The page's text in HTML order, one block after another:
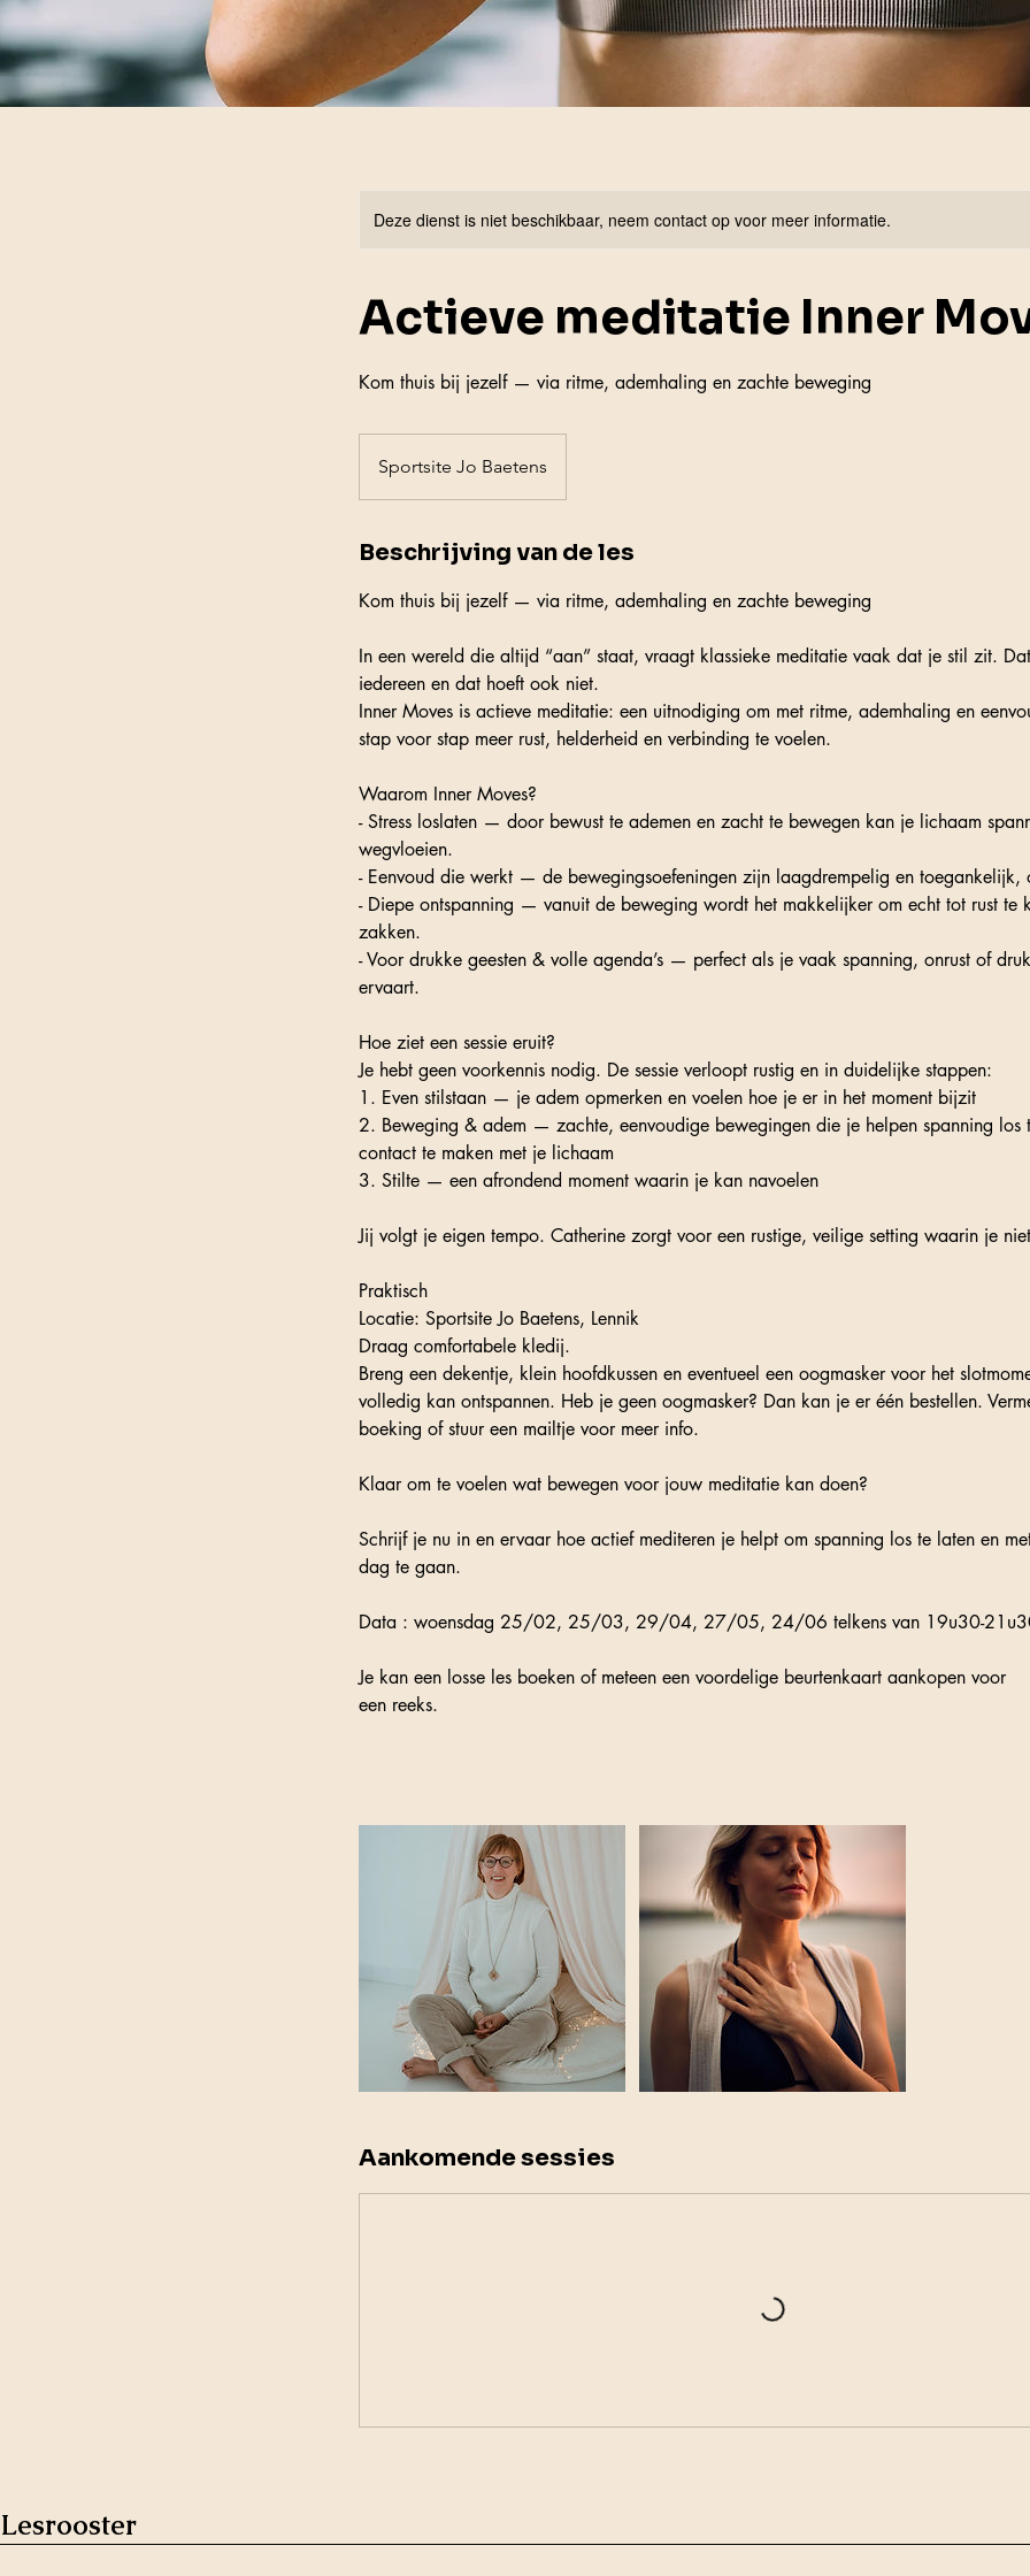
Deze dienst is niet beschikbaar, neem contact op voor meer informatie.
Actieve meditatie Inner
Kom thuis bij jezelf — via ritme, ademhaling en zachte beweging
Sportsite Jo Baetens
Beschrijving van de les
Kom thuis bij jezelf — via ritme, ademhaling en zachte beweging
In een wereld die altijd “aan” staat, vraagt klassieke meditatie vaak dat je stil zit.
iedereen en dat hoeft ook niet.
Inner Moves is actieve meditatie: een uitnodiging om met ritme, ademhaling en
stap voor stap meer rust, helderheid en verbinding te voelen.
Waarom Inner Moves?
- Stress loslaten — door bewust te ademen en zacht te bewegen kan je lichaam
wegvloeien.
- Eenvoud die werkt — de bewegingsoefeningen zijn laagdrempelig en toegankelijk,
- Diepe ontspanning — vanuit de beweging wordt het makkelijker om echt tot rust te
zakken.
- Voor drukke geesten & volle agenda’s — perfect als je vaak spanning, onrust of
ervaart.
Hoe ziet een sessie eruit?
Je hebt geen voorkennis nodig. De sessie verloopt rustig en in duidelijke stappen:
1. Even stilstaan — je adem opmerken en voelen hoe je er in het moment bijzit
2. Beweging & adem — zachte, eenvoudige bewegingen die je helpen spanning los
contact te maken met je lichaam
3. Stilte — een afrondend moment waarin je kan navoelen
Jij volgt je eigen tempo. Catherine zorgt voor een rustige, veilige setting waarin je
Praktisch
Locatie: Sportsite Jo Baetens, Lennik
Draag comfortabele kledij.
Breng een dekentje, klein hoofdkussen en eventueel een oogmasker voor het
volledig kan ontspannen. Heb je geen oogmasker? Dan kan je er één bestellen.
boeking of stuur een mailtje voor meer info.
Klaar om te voelen wat bewegen voor jouw meditatie kan doen?
Schrijf je nu in en ervaar hoe actief mediteren je helpt om spanning los te laten en
dag te gaan.
Data : woensdag 25/02, 25/03, 29/04, 27/05, 24/06 telkens van 19u30-
Je kan een losse les boeken of meteen een voordelige beurtenkaart aankopen voor
een reeks.
Aankomende sessies
Lesrooster